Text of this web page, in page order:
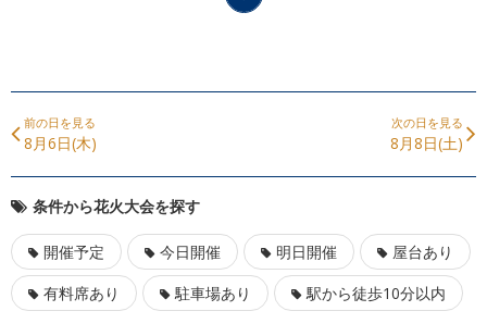
前の日を見る
8月6日(木)
次の日を見る
8月8日(土)
条件から花火大会を探す
開催予定 今日開催 明日開催
屋台あり
有料席あり
駐車場あり 駅から徒歩10分以内